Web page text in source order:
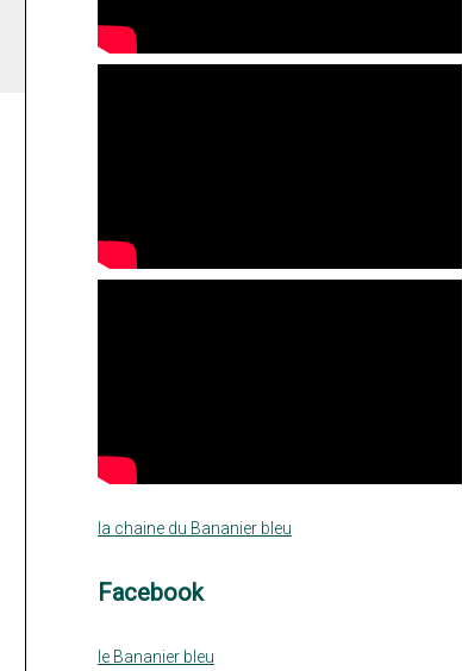
la chaine du Bananier bleu
Facebook
le Bananier bleu